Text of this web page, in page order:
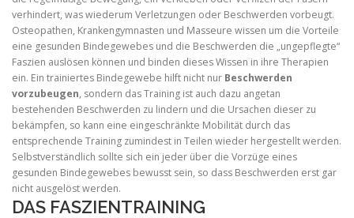
verhindert, was wiederum Verletzungen oder Beschwerden vorbeugt.
Osteopathen, Krankengymnasten und Masseure wissen um die Vorteile
eine gesunden Bindegewebes und die Beschwerden die „ungepflegte“
Faszien auslösen können und binden dieses Wissen in ihre Therapien
ein. Ein trainiertes Bindegewebe hilft nicht nur Beschwerden
vorzubeugen, sondern das Training ist auch dazu angetan
bestehenden Beschwerden zu lindern und die Ursachen dieser zu
bekämpfen, so kann eine eingeschränkte Mobilität durch das
entsprechende Training zumindest in Teilen wieder hergestellt werden.
Selbstverständlich sollte sich ein jeder über die Vorzüge eines
gesunden Bindegewebes bewusst sein, so dass Beschwerden erst gar
nicht ausgelöst werden.
DAS FASZIENTRAINING